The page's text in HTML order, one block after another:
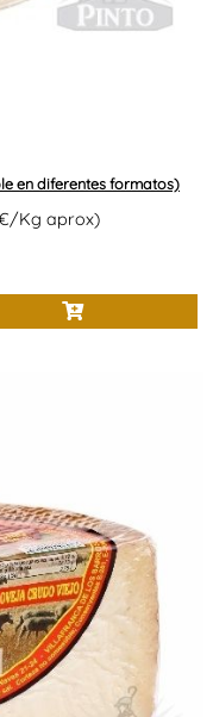
en diferentes formatos)
€/Kg aprox)